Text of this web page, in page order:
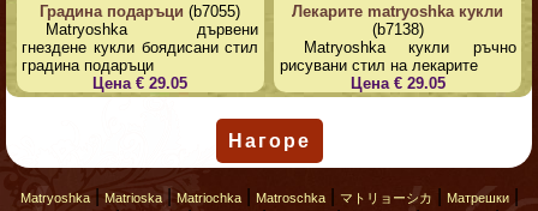
Градина подаръци (b7055)
Matryoshka дървени
гнездене кукли боядисани стил
градина подаръци
Цена € 29.05
Лекарите matryoshka кукли
(b7138)
Matryoshka кукли ръчно
рисувани стил на лекарите
Цена € 29.05
Нагоре
Matryoshka| Matrioska| Matriochka| Matroschka| マトリョーシカ Матрешки|